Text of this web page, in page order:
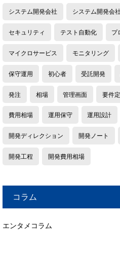
システム開発会社 システム開発会
セキュリティ テスト自動化 プ
マイクロサービス モニタリング
保守運用 初心者 受託開発
発注 相場 管理画面 要件
費用相場 運用保守 運用設計
開発ディレクション 開発ノート
開発工程 開発費用相場
コラム
エンタメコラム